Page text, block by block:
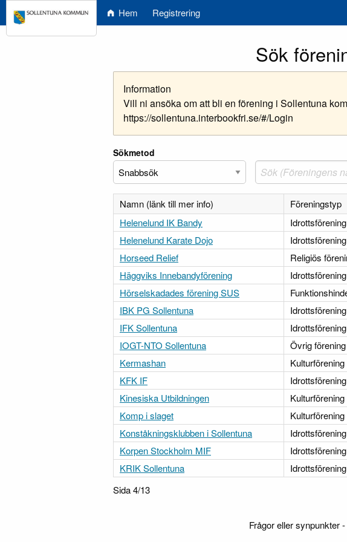
Hem Registrering
Sök
Information
Vill ni ansöka om att bli en förening i Sollentuna
https://sollentuna.interbookfri.se/#/Login
Sökmetod
Namn (länk till mer info) Föreningstyp
Helenelund IK Bandy
Idrottsförening
Helenelund Karate Dojo
Idrottsförening
Horseed Relief
Religiös
Häggviks Innebandyförening
Idrottsförening
Hörselskadades förening SUS
IBK PG Sollentuna
Idrottsförening
IFK Sollentuna
Idrottsförening
IOGT-NTO Sollentuna
Övrig förening
Kermashan
Kulturförening
KFK IF
Idrottsförening
Kinesiska Utbildningen
Kulturförening
Komp i slaget
Kulturförening
Konståkningsklubben i Sollentuna
Idrottsförening
Korpen Stockholm MIF
Idrottsförening
KRIK Sollentuna
Idrottsförening
Sida 4/13
Frågor eller synpunkter